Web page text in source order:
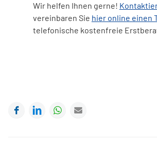
Wir helfen Ihnen gerne!
vereinbaren Sie hier online einen
telefonische kostenfreie
FacebookLinkedInWhatsApp